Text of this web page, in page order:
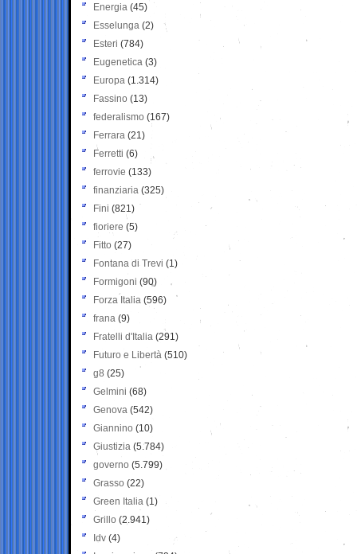
Energia (45)
Esselunga (2)
Esteri (784)
Eugenetica (3)
Europa (1.314)
Fassino (13)
federalismo (167)
Ferrara (21)
Ferretti (6)
ferrovie (133)
finanziaria (325)
Fini (821)
fioriere (5)
Fitto (27)
Fontana di Trevi (1)
Formigoni (90)
Forza Italia (596)
frana (9)
Fratelli d'Italia (291)
Futuro e Libertà (510)
g8 (25)
Gelmini (68)
Genova (542)
Giannino (10)
Giustizia (5.784)
governo (5.799)
Grasso (22)
Green Italia (1)
Grillo (2.941)
Idv (4)